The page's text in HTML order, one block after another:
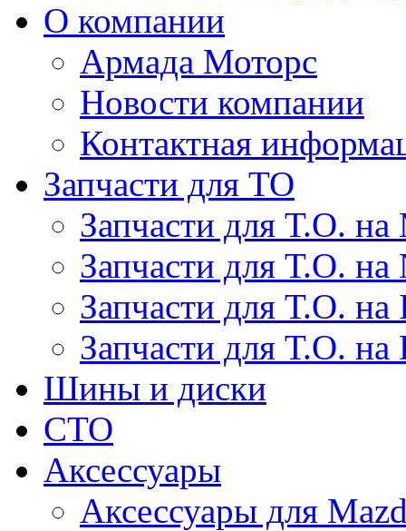
О компании
Армада Моторс
Новости компании
Контактная
Запчасти для ТО
Запчасти для Т.О. на
Запчасти для Т.О. на
Запчасти для Т.О.
Запчасти для Т.О. на
Шины и диски
СТО
Аксессуары
Аксессуары для